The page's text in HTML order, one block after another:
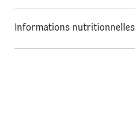
Informations nutritionnelles